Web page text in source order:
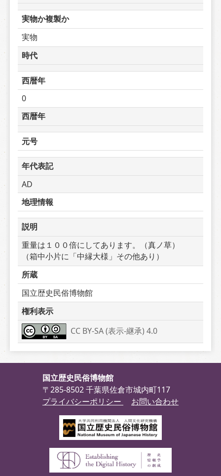
実物か複製か
実物
時代
西暦年
0
西暦年
元号
年代表記
AD
地理情報
説明
重量は１００倍にしてあります。（真ノ草）
（箱中小片に「中縁大様」その他あり）
所蔵
国立歴史民俗博物館
権利表示
CC BY-SA (表示-継承) 4.0
国立歴史民俗博物館
〒285-8502 千葉県佐倉市城内町117
プライバシーポリシー
お問い合わせ